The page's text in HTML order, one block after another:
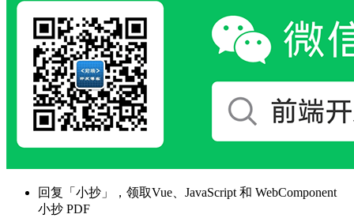
回复「小抄」，领取Vue、JavaScript 和 WebComponent
小抄 PDF